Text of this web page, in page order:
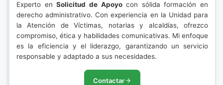
Experto enSolicitud de Apoyocon sólida formación en
derecho administrativo. Con experiencia en la Unidad para
la Atención de Víctimas, notarias y alcaldías, ofrezco
compromiso, ética y habilidades comunicativas. Mi enfoque
es la eficiencia y el liderazgo, garantizando un servicio
responsable y adaptado a sus necesidades.
Contactar